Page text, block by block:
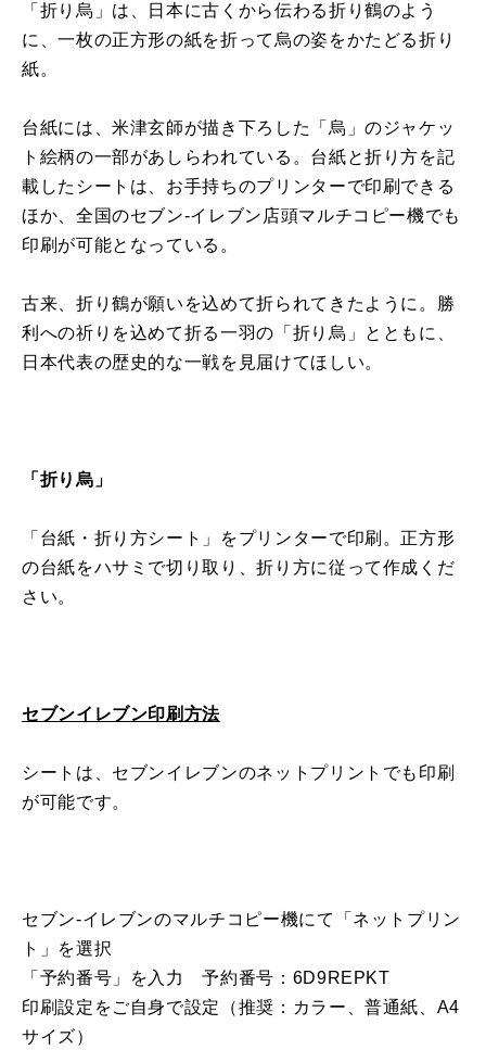
「折り烏」は、日本に古くから伝わる折り鶴のよう
に、一枚の正方形の紙を折って烏の姿をかたどる折り
紙。
台紙には、米津玄師が描き下ろした「烏」のジャケッ
ト絵柄の一部があしらわれている。台紙と折り方を記
載したシートは、お手持ちのプリンターで印刷できる
ほか、全国のセブン-イレブン店頭マルチコピー機でも
印刷が可能となっている。
古来、折り鶴が願いを込めて折られてきたように。勝
利への祈りを込めて折る一羽の「折り烏」とともに、
日本代表の歴史的な一戦を見届けてほしい。
「 折り烏」
「台紙・折り方シート」をプリンターで印刷。正方形
の台紙をハサミで切り取り、折り方に従って作成くだ
さい。
セブンイレブン印刷方法
シートは、セブンイレブンのネットプリントでも印刷
が可能です。
セブン-イレブンのマルチコピー機にて「ネットプリン
ト」を選択
「予約番号」を入力 予約番号：6D9REPKT
印刷設定をご自身で設定（推奨：カラー、普通紙、 A4
サイズ）